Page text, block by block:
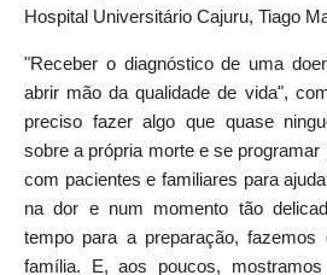
Hospital Universitário Cajuru, Tiago
"Receber o diagnóstico de uma
abrir mão da qualidade de vida",
preciso fazer algo que quase
sobre a própria morte e se programar
com pacientes e familiares para
na dor e num momento tão
tempo para a preparação,
família. E, aos poucos,